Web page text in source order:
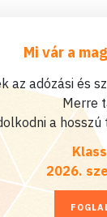
Mi vár a
az adózási és
Merre
a
2026.